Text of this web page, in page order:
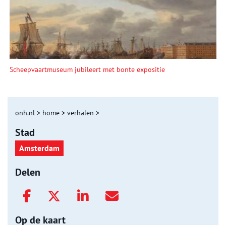
Scheepvaartmuseum jubileert met bonte expositie
onh.nl > home > verhalen >
Stad
Amsterdam
Delen
Op de kaart